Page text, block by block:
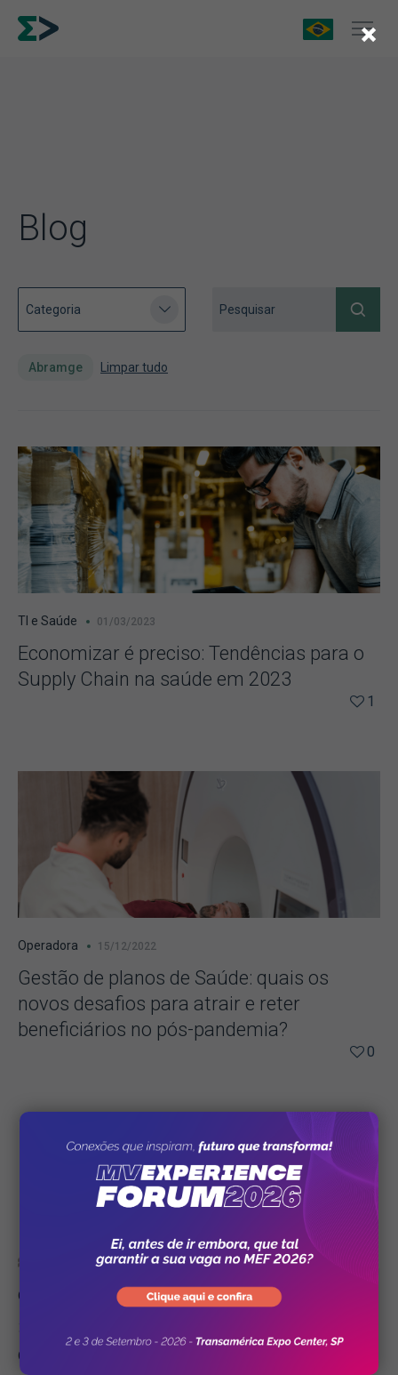
Blog
Abramge Limpar tudo
TI e Saúde 01/03/2023
Economizar é preciso: Tendências para o
Supply Chain na saúde em 2023
1
Operadora 15/12/2022
Gestão de planos de Saúde: quais os
novos desafios para atrair e reter
beneficiários no pós-pandemia?
0
Operadora 11/10/2018
custo assistencial das operadoras de
×